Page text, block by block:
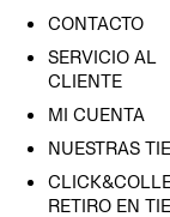
CONTACTO
SERVICIO AL
CLIENTE
MI CUENTA
NUESTRAS
RETIRO EN